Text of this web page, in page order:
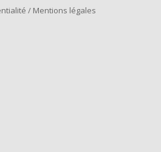
/ Mentions légales